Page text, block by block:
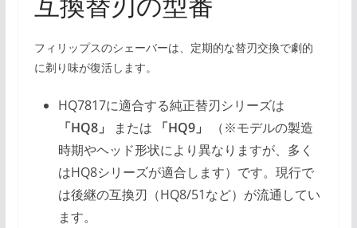
フィリップスのシェーバーは、定期的な替刃交換で劇的
に剃り味が復活します。
HQ7817に適合する純正替刃シリーズは
「HQ8」
または 「HQ9」
（※モデルの製造
時期やヘッド形状により異なりますが、多く
はHQ8シリーズが適合します）です。現行で
は後継の互換刃（HQ8/51など）が流通してい
ます。